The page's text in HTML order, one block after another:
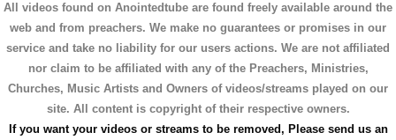
All videos found on Anointedtube are found freely available around the
web and from preachers. We make no guarantees or promises in our
service and take no liability for our users actions. We are not affiliated
nor claim to be affiliated with any of the Preachers, Ministries,
Churches, Music Artists and Owners of videos/streams played on our
site. All content is copyright of their respective owners.
If you want your videos or streams to be removed, Please send us an